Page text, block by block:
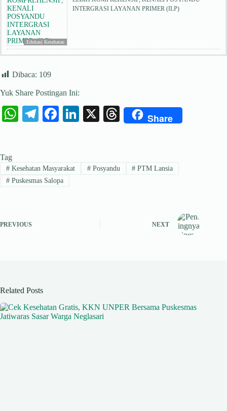
Edukasi Kesehatan
INTERGRASI LAYANAN PRIMER (ILP)
Dibaca: 109
Yuk Share Postingan Ini:
W
A
pp
Te
a
m
Fa
ok
Li
In
X
T
ds
Share
Tag
#Kesehatan Masyarakat #Posyandu # PTM Lansia
#Puskesmas Salopa
PREVIOUS NEXT
Related Posts